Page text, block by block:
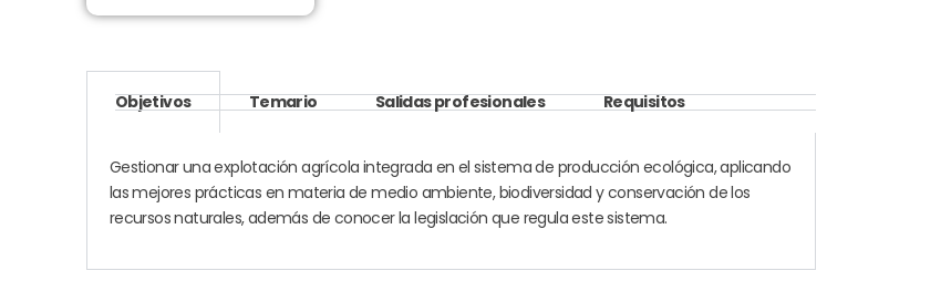
Objetivos Temario Salidas profesionales Requisitos
Gestionar una explotación agrícola integrada en el sistema de producción ecológica, aplicando
las mejores prácticas en materia de medio ambiente, biodiversidad y conservación de los
recursos naturales, además de conocer la legislación que regula este sistema.